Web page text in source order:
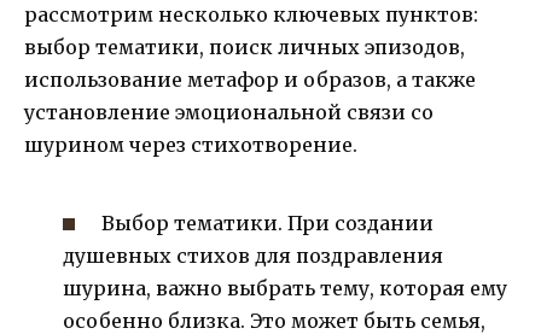
рассмотрим несколько ключевых пунктов:
выбор тематики, поиск личных эпизодов,
использование метафор и образов, а также
установление эмоциональной связи со
шурином через стихотворение.
Выбор тематики. При создании
душевных стихов для поздравления
шурина, важно выбрать тему, которая ему
особенно близка. Это может быть семья,